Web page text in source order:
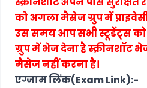
को अगला मैसेज ग्रुप में
उस समय आप सभी स्टूडेंट्स को
ग्रुप में भेज देना है स्क्रीनशॉट
मैसेज नहीं करना है।
एग्जाम लिंक(Exam Link):-